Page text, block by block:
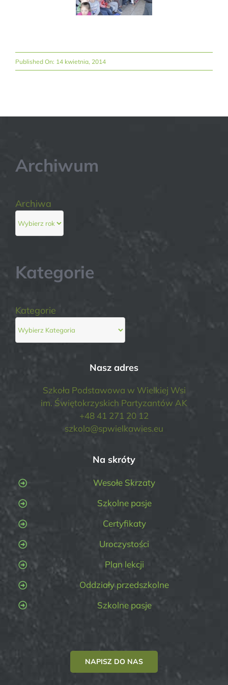
Published On: 14 kwietnia, 2014
Archiwum
Archiwa
Kategorie
Kategorie
Nasz adres
Szkoła Podstawowa w Wielkiej Wsi
im. Świętokrzyskich Partyzantów AK
+48 41 271 20 12
szkola@spwielkawies.eu
Na skróty
Wesołe Skrzaty
Szkolne pasje
Certyfikaty
Uroczystości
Plan lekcji
Oddziały przedszkolne
Szkolne pasje
NAPISZ DO NAS